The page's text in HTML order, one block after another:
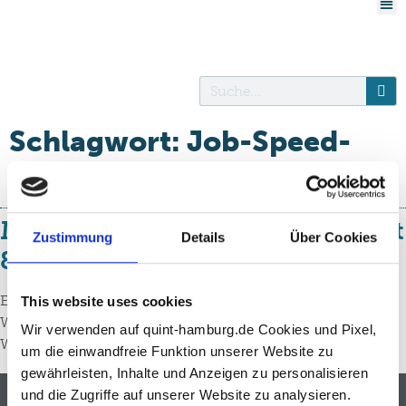
Zustimmung Details Über Cookies
This website uses cookies
Wir verwenden auf quint-hamburg.de Cookies und Pixel,
um die einwandfreie Funktion unserer Website zu
gewährleisten, Inhalte und Anzeigen zu personalisieren
und die Zugriffe auf unserer Website zu analysieren.
Schlagwort: Job-Speed-
Dating
Matching-Event: Quint x Arbeit
& Mehr
Exklusives Matching-Event: Quint x Arbeit & Mehr
Wann: Mittwoch, 15. Mai 2024, 10.00 bis 12.30 Uhr
Wo: Heinrich-Grone-Stieg 4, 20097 Hamburg (Haus 4)